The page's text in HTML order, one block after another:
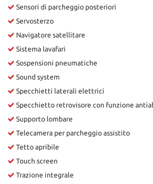
Sensori di parcheggio posteriori
Servosterzo
Navigatore satellitare
Sistema lavafari
Sospensioni pneumatiche
Sound system
Specchietti laterali elettrici
Specchietto retrovisore con funzione
Supporto lombare
Telecamera per parcheggio assistito
Tetto apribile
Touch screen
Trazione integrale